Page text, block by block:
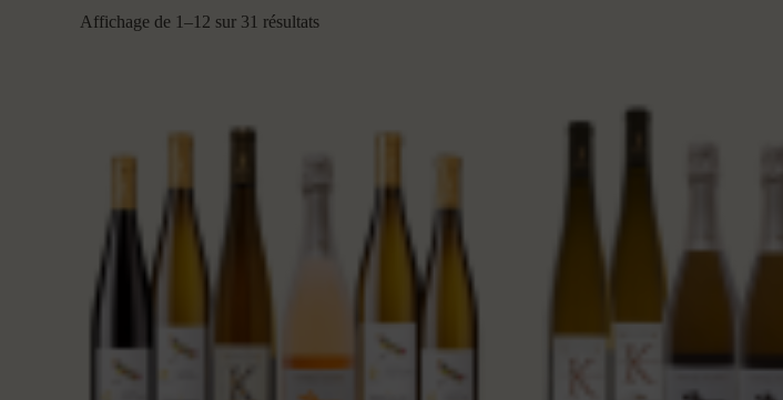
Affichage de 1–12 sur 31 résultats